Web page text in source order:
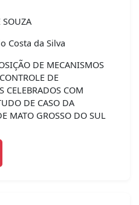
Costa da Silva
DE MECANISMOS
DE
CELEBRADOS COM
DE CASO DA
MATO GROSSO DO SUL